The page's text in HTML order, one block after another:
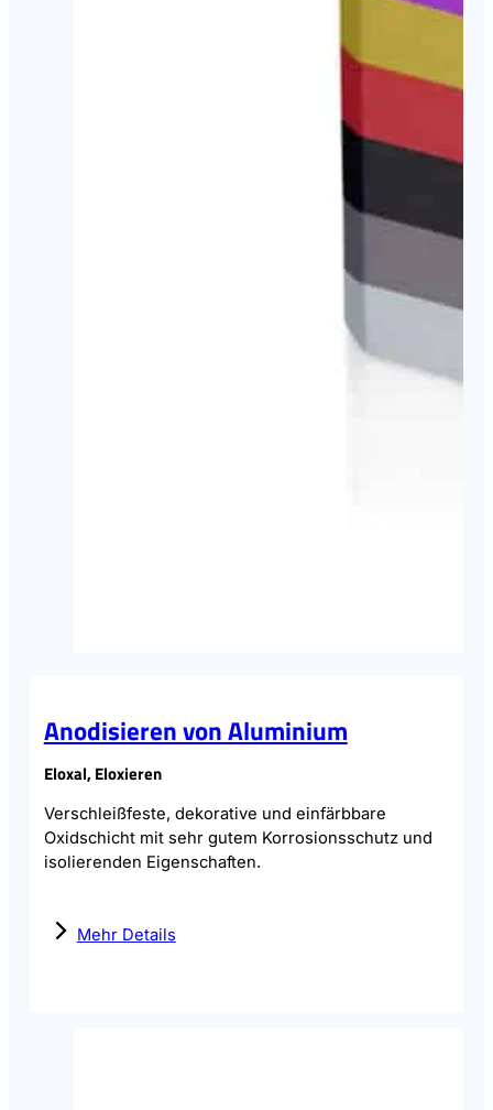
Anodisieren von Aluminium
Eloxal, Eloxieren
Verschleißfeste, dekorative und einfärbbare
Oxidschicht mit sehr gutem Korrosionsschutz und
isolierenden Eigenschaften.
Mehr Details